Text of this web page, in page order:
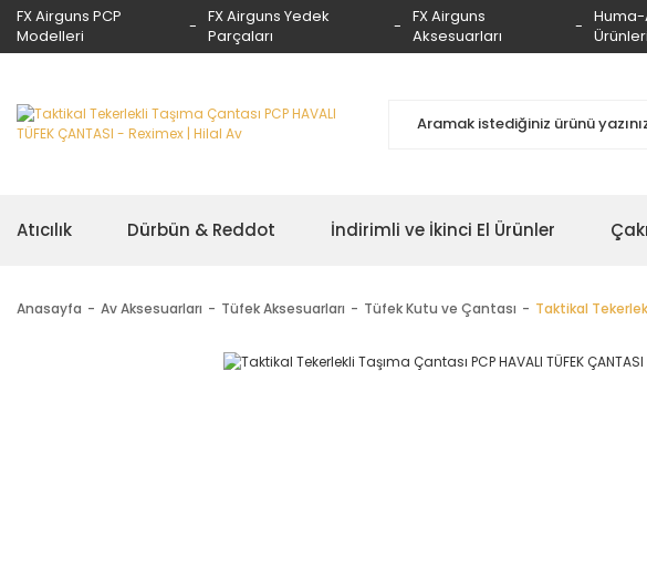
FX Airguns PCP
Modelleri
FX Airguns Yedek
Parçaları
FX Airguns
Aksesuarları
Ürünleri
Atıcılık Dürbün & Reddot İndirimli ve İkinci El Ürünler
Anasayfa Av Aksesuarları Tüfek Aksesuarları Tüfek Kutu ve Çantası Taktikal